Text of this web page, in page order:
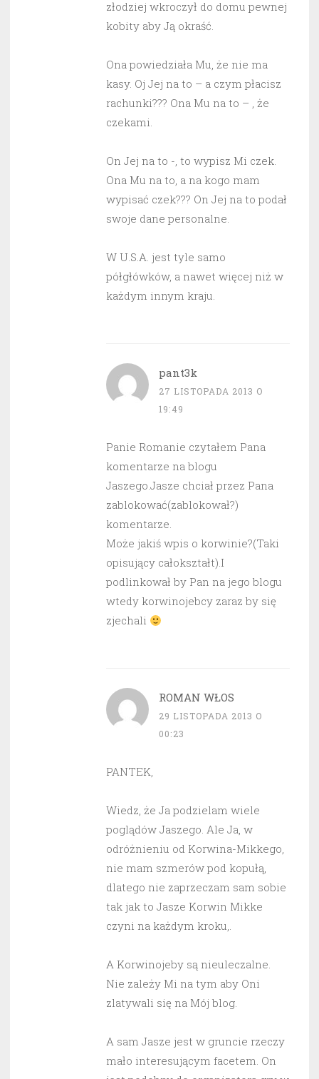
złodziej wkroczył do domu pewnej
kobity aby Ją okraść.
Ona powiedziała Mu, że nie ma
kasy. Oj Jej na to – a czym płacisz
rachunki??? Ona Mu na to – , że
czekami.
On Jej na to -, to wypisz Mi czek.
Ona Mu na to, a na kogo mam
wypisać czek??? On Jej na to podał
swoje dane personalne.
W U.S.A. jest tyle samo
półgłówków, a nawet więcej niż w
każdym innym kraju.
pant3k
27 LISTOPADA 2013 O
19:49
Panie Romanie czytałem Pana
komentarze na blogu
Jaszego.Jasze chciał przez Pana
zablokować(zablokował?)
komentarze.
Może jakiś wpis o korwinie?(Taki
opisujący całokształt).I
podlinkował by Pan na jego blogu
wtedy korwinojebcy zaraz by się
zjechali
ROMAN WŁOS
29 LISTOPADA 2013 O
00:23
PANTEK,
Wiedz, że Ja podzielam wiele
poglądów Jaszego. Ale Ja, w
odróżnieniu od Korwina-Mikkego,
nie mam szmerów pod kopułą,
dlatego nie zaprzeczam sam sobie
tak jak to Jasze Korwin Mikke
czyni na każdym kroku,.
A Korwinojeby są nieuleczalne.
Nie zależy Mi na tym aby Oni
zlatywali się na Mój blog.
A sam Jasze jest w gruncie rzeczy
mało interesującym facetem. On